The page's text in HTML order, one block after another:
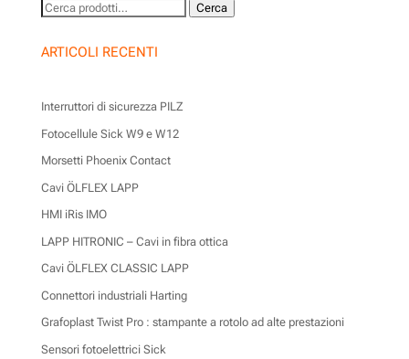
Cerca: Cerca
ARTICOLI RECENTI
Interruttori di sicurezza PILZ
Fotocellule Sick W9 e W12
Morsetti Phoenix Contact
Cavi ÖLFLEX LAPP
HMI iRis IMO
LAPP HITRONIC – Cavi in fibra ottica
Cavi ÖLFLEX CLASSIC LAPP
Connettori industriali Harting
Grafoplast Twist Pro : stampante a rotolo ad alte prestazioni
Sensori fotoelettrici Sick